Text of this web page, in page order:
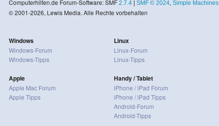
Computerhilfen.de Forum-Software: SMF 2.7.4| SMF © 2024, Simple Machines
© 2001-2026, Lewis Media. Alle Rechte vorbehalten
Windows
Windows-Forum
Windows-Tipps
Apple
Apple Mac Forum
Apple Tipps
Linux
Linux-Forum
Linux-Tipps
Handy / Tablet
iPhone / iPad Forum
iPhone / iPad Tipps
Android-Forum
Android-Tipps